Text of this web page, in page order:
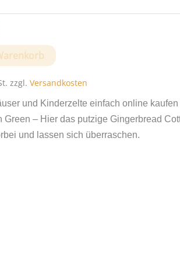
zzgl. Versandkosten
und Kinderzelte einfach online
Green – Hier das putzige Gingerbread
und lassen sich überraschen.